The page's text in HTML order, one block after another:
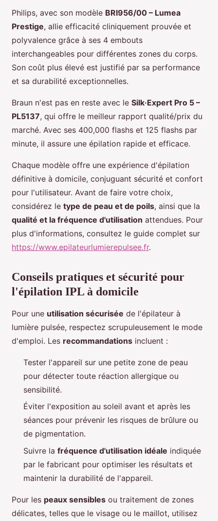
Philips, avec son modèle BRI956/00 – Lumea
Prestige, allie efficacité cliniquement prouvée et
polyvalence grâce à ses 4 embouts
interchangeables pour différentes zones du corps.
Son coût plus élevé est justifié par sa performance
et sa durabilité exceptionnelles.
Braun n'est pas en reste avec le Silk·Expert Pro 5 –
PL5137, qui offre le meilleur rapport qualité/prix du
marché. Avec ses 400,000 flashs et 125 flashs par
minute, il assure une épilation rapide et efficace.
Chaque modèle offre une expérience d'épilation
définitive à domicile, conjuguant sécurité et confort
pour l'utilisateur. Avant de faire votre choix,
considérez le type de peau et de poils, ainsi que la
qualité et la fréquence d'utilisation attendues. Pour
plus d'informations, consultez le guide complet sur
https://www.epilateurlumierepulsee.fr.
Conseils pratiques et sécurité pour
l'épilation IPL à domicile
Pour une utilisation sécurisée de l'épilateur à
lumière pulsée, respectez scrupuleusement le mode
d'emploi. Les recommandations incluent :
Tester l'appareil sur une petite zone de peau
pour détecter toute réaction allergique ou
sensibilité.
Éviter l'exposition au soleil avant et après les
séances pour prévenir les risques de brûlure ou
de pigmentation.
Suivre la fréquence d'utilisation idéale indiquée
par le fabricant pour optimiser les résultats et
maintenir la durabilité de l'appareil.
Pour les peaux sensibles ou traitement de zones
délicates, telles que le visage ou le maillot, utilisez